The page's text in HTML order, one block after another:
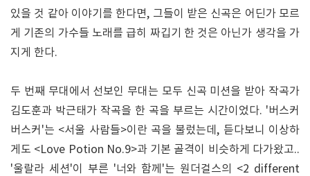
있을 것 같아 이야기를 한다면, 그들이 받은 신곡은 어딘가 모르
게 기존의 가수들 노래를 급히 짜깁기 한 것은 아닌가 생각을 가
지게 한다.
두 번째 무대에서 선보인 무대는 모두 신곡 미션을 받아 작곡가
김도훈과 박근태가 작곡을 한 곡을 부르는 시간이었다. '버스커
버스커'는 <서울 사람들>이란 곡을 불렀는데, 듣다보니 이상하
게도 <Love Potion No.9>과 기본 골격이 비슷하게 다가왔고..
'울랄라 세션'이 부른 '너와 함께'는 원더걸스의 <2 different